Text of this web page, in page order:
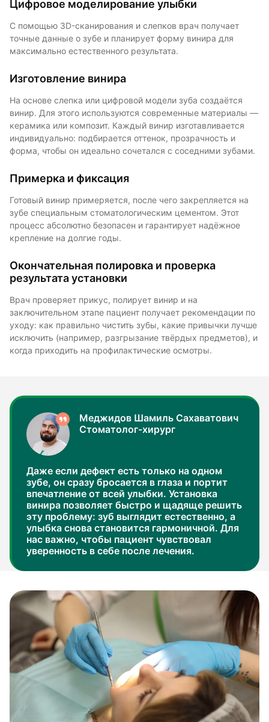
Цифровое моделирование улыбки
С помощью 3D-сканирования и слепков врач получает
точные данные о зубе и планирует форму винира для
максимально естественного результата.
Изготовление винира
На основе слепка или цифровой модели зуба создаётся
винир. Для этого используются современные материалы —
керамика или композит. Каждый винир изготавливается
индивидуально: подбирается оттенок, прозрачность и
форма, чтобы он идеально сочетался с соседними зубами.
Примерка и фиксация
Готовый винир примеряется, после чего закрепляется на
зубе специальным стоматологическим цементом. Этот
процесс абсолютно безопасен и гарантирует надёжное
крепление на долгие годы.
Окончательная полировка и проверка
результата установки
Врач проверяет прикус, полирует винир и на
заключительном этапе пациент получает рекомендации по
уходу: как правильно чистить зубы, какие привычки лучше
исключить (например, разгрызание твёрдых предметов), и
когда приходить на профилактические осмотры.
Меджидов Шамиль Сахаватович
Стоматолог-хирург
Даже если дефект есть только на одном
зубе, он сразу бросается в глаза и портит
впечатление от всей улыбки. Установка
винира позволяет быстро и щадяще решить
эту проблему: зуб выглядит естественно, а
улыбка снова становится гармоничной. Для
нас важно, чтобы пациент чувствовал
уверенность в себе после лечения.